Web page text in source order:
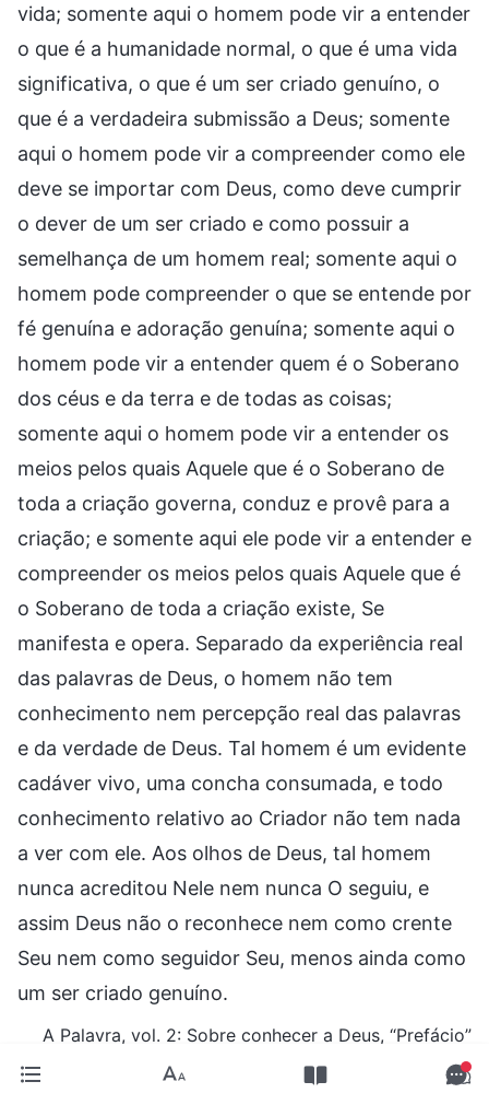
vida; somente aqui o homem pode vir a entender
o que é a humanidade normal, o que é uma vida
significativa, o que é um ser criado genuíno, o
que é a verdadeira submissão a Deus; somente
aqui o homem pode vir a compreender como ele
deve se importar com Deus, como deve cumprir
o dever de um ser criado e como possuir a
semelhança de um homem real; somente aqui o
homem pode compreender o que se entende por
fé genuína e adoração genuína; somente aqui o
homem pode vir a entender quem é o Soberano
dos céus e da terra e de todas as coisas;
somente aqui o homem pode vir a entender os
meios pelos quais Aquele que é o Soberano de
toda a criação governa, conduz e provê para a
criação; e somente aqui ele pode vir a entender e
compreender os meios pelos quais Aquele que é
o Soberano de toda a criação existe, Se
manifesta e opera. Separado da experiência real
das palavras de Deus, o homem não tem
conhecimento nem percepção real das palavras
e da verdade de Deus. Tal homem é um evidente
cadáver vivo, uma concha consumada, e todo
conhecimento relativo ao Criador não tem nada
a ver com ele. Aos olhos de Deus, tal homem
nunca acreditou Nele nem nunca O seguiu, e
assim Deus não o reconhece nem como crente
Seu nem como seguidor Seu, menos ainda como
um ser criado genuíno.
A Palavra, vol. 2: Sobre conhecer a Deus, “Prefácio”